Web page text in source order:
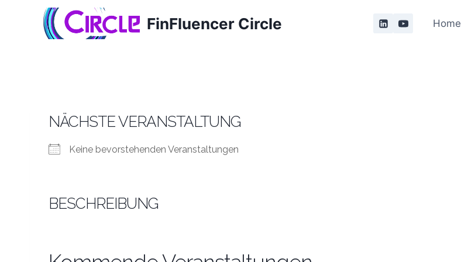
FinFluencer Circle Home
NÄCHSTE VERANSTALTUNG
Keine bevorstehenden Veranstaltungen
BESCHREIBUNG